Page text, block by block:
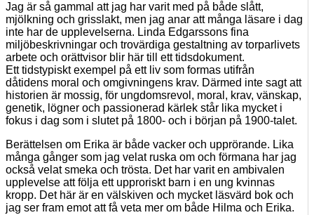
Jag är så gammal att jag har varit med på både slått,
mjölkning och grisslakt, men jag anar att många läsare i dag
inte har de upplevelserna. Linda Edgarssons fina
miljöbeskrivningar och trovärdiga gestaltning av torparlivets
arbete och orättvisor blir här till ett tidsdokument.
Ett tidstypiskt exempel på ett liv som formas utifrån
dåtidens moral och omgivningens krav. Därmed inte sagt att
historien är mossig, för ungdomsrevol, moral, krav, vänskap,
genetik, lögner och passionerad kärlek står lika mycket i
fokus i dag som i slutet på 1800- och i början på 1900-talet.
Berättelsen om Erika är både vacker och upprörande. Lika
många gånger som jag velat ruska om och förmana har jag
också velat smeka och trösta. Det har varit en ambivalen
upplevelse att följa ett upproriskt barn i en ung kvinnas
kropp. Det här är en välskiven och mycket läsvärd bok och
jag ser fram emot att få veta mer om både Hilma och Erika.